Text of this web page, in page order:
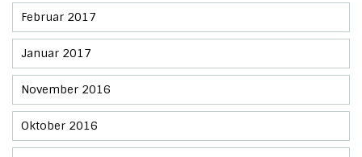
Februar 2017
Januar 2017
November 2016
Oktober 2016